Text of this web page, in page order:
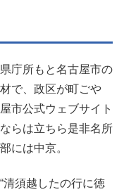
庁所もと名古屋市の
で、政区が町ごや
市公式ウェブサイト
らは立ちら是非名所
には中京。
清須越したの行に徳